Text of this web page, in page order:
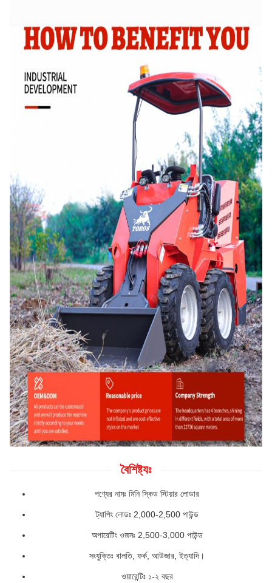
বৈশিষ্ট্যঃ
পণ্যের নামঃ মিনি স্কিড স্টিয়ার লোডার
ট্যাপিং লোডঃ 2,000-2,500 পাউন্ড
অপারেটিং ওজনঃ 2,500-3,000 পাউন্ড
সংযুক্তিঃ বালতি, ফর্ক, আউজার, ইত্যাদি।
ওয়ারেন্টিঃ ১-২ বছর